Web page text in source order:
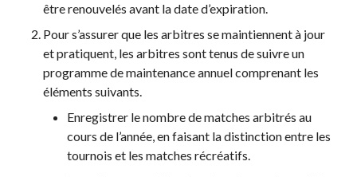
être renouvelés avant la date d’expiration.
Pour s’assurer que les arbitres se maintiennent à jour
et pratiquent, les arbitres sont tenus de suivre un
programme de maintenance annuel comprenant les
éléments suivants.
Enregistrer le nombre de matches arbitrés au
cours de l’année, en faisant la distinction entre les
tournois et les matches récréatifs.